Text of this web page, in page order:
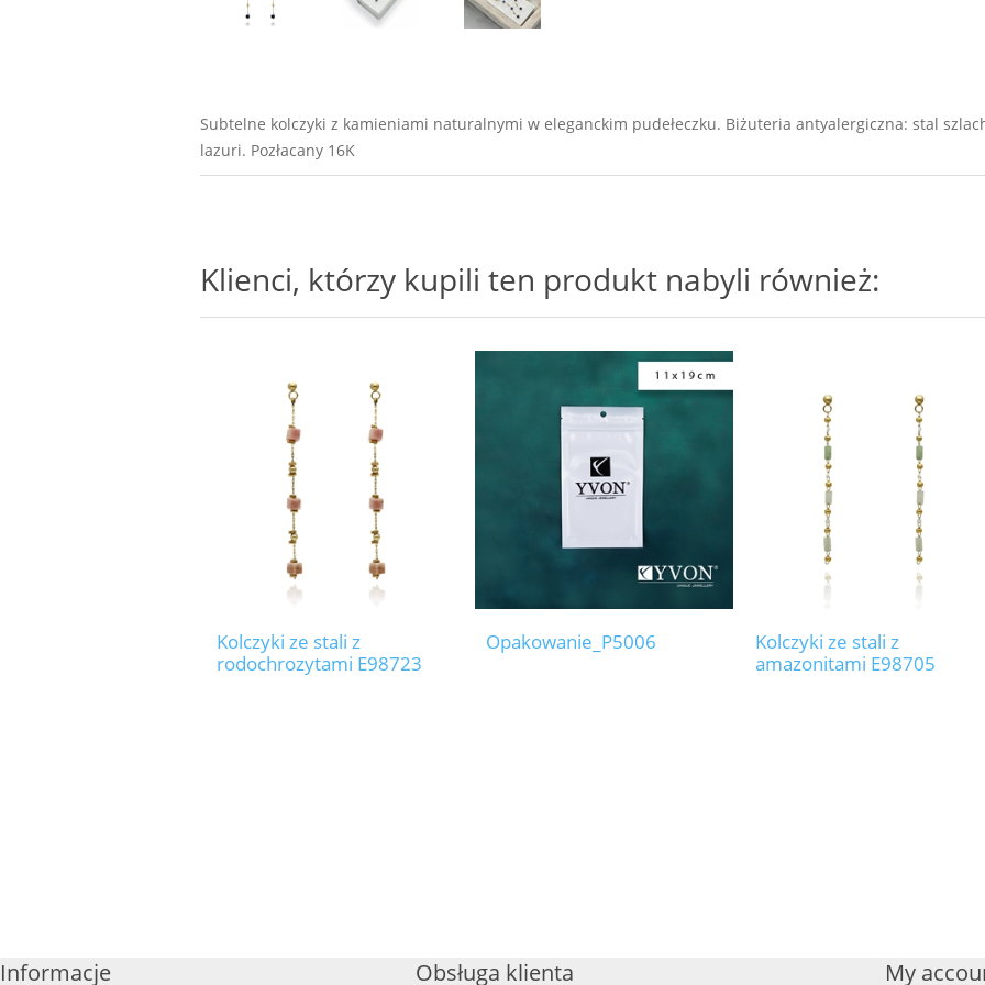
Subtelne kolczyki z kamieniami naturalnymi w eleganckim pudełeczku. Biżuteria antyalergiczna: stal
lazuri. Pozłacany 16K
Klienci, którzy kupili ten produkt nabyli również:
Kolczyki ze stali z
rodochrozytami E98723
Opakowanie_P5006
Kolczyki ze stali z
amazonitami E98705
Informacje Obsługa klienta My